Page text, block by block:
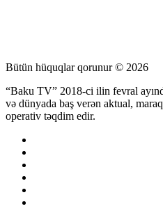
Bütün hüquqlar qorunur © 2026
“Baku TV” 2018-ci ilin fevral
və dünyada baş verən aktual,
operativ təqdim edir.